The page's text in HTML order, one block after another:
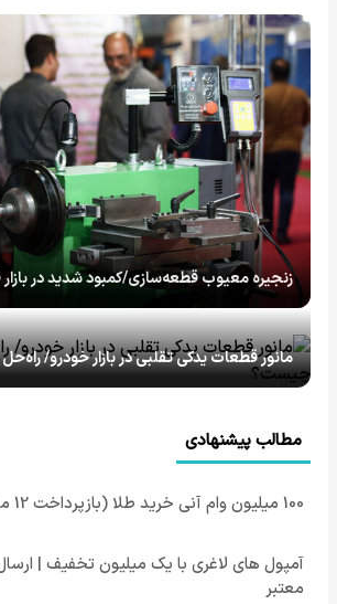
زنجیره معیوب قطعه‌سازی/کمبود شدید در
مانور قطعات یدکی تقلبی در بازار خودرو/
مطالب پیشنهادی
100 میلیون وام آنی خرید طلا (بازپرداخت 12 ماهه)
آمپول های لاغری با یک میلیون تخفیف |
معتبر